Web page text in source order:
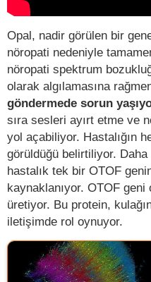
Opal, nadir görülen bir
nöropati nedeniyle
nöropati spektrum
olarak algılamasına
göndermede sorun
sıra sesleri ayırt etme ve
yol açabiliyor. Hastalığın
görüldüğü belirtiliyor.
hastalık tek bir OTOF
kaynaklanıyor. OTOF
üretiyor. Bu protein,
iletişimde rol oynuyor.